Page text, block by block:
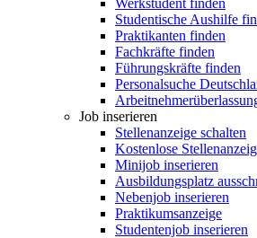
Werkstudent finden
Studentische Aushilfe
Praktikanten finden
Fachkräfte finden
Führungskräfte finden
Personalsuche
Job inserieren
Stellenanzeige schalten
Kostenlose
Minijob inserieren
Ausbildungsplatz
Nebenjob inserieren
Praktikumsanzeige
Studentenjob inserieren